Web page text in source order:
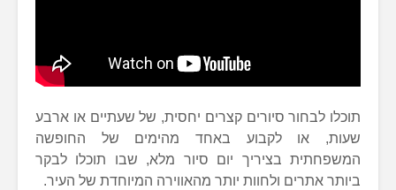
תוכלו לבחור סיורים קצרים יחסית, של שעתיים או ארבע
שעות, או לקבוע באחד מהימים של החופשה
המשפחתית בציריך יום סיור מלא, שבו תוכלו לבקר
ביותר אתרים ולחוות יותר מהאווירה המיוחדת של העיר.